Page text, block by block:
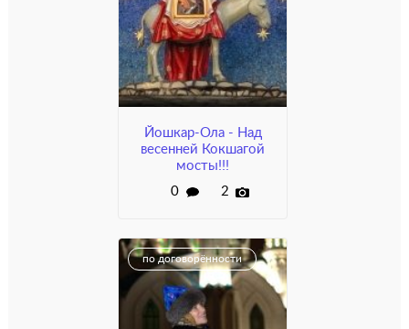
Йошкар-Ола - Над
весенней Кокшагой
мосты!!!
0
2
по договорённости